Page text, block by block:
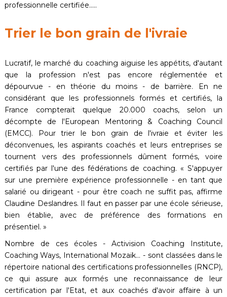
professionnelle certifiée…..
Trier le bon grain de l'ivraie
Lucratif, le marché du coaching aiguise les appétits, d'autant
que la profession n'est pas encore réglementée et
dépourvue - en théorie du moins - de barrière. En ne
considérant que les professionnels formés et certifiés, la
France compterait quelque 20.000 coachs, selon un
décompte de l'European Mentoring & Coaching Council
(EMCC). Pour trier le bon grain de l'ivraie et éviter les
déconvenues, les aspirants coachés et leurs entreprises se
tournent vers des professionnels dûment formés, voire
certifiés par l'une des fédérations de coaching. « S'appuyer
sur une première expérience professionnelle - en tant que
salarié ou dirigeant - pour être coach ne suffit pas, affirme
Claudine Deslandres. Il faut en passer par une école sérieuse,
bien établie, avec de préférence des formations en
présentiel. »
Nombre de ces écoles - Activision Coaching Institute,
Coaching Ways, International Mozaik… - sont classées dans le
répertoire national des certifications professionnelles (RNCP),
ce qui assure aux formés une reconnaissance de leur
certification par l'Etat, et aux coachés d'avoir affaire à un